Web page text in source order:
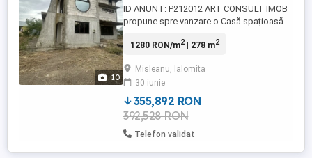
10
ID ANUNT: P212012 ART CONSULT IMOB
propune spre vanzare o Casă spațioasă
roșu , situata in localitatea Misleanu ,
277,91 mp, o suprafață totală desfășurată
de 426 mp, la care se adaugă 2 terase
însumând 60 mp și 2 balcoane. ...
1280 RON/m2| 278 m2
Misleanu, Ialomita
30 iunie
355,892 RON
392,528 RON
Telefon validat